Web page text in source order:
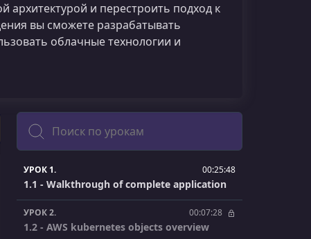
архитектурой и перестроить подход к
вы сможете разрабатывать
облачные технологии и
Поиск
УРОК 1. 00:25:48
1.1 - Walkthrough of complete application
УРОК 2. 00:07:28
1.2 - AWS kubernetes objects overview